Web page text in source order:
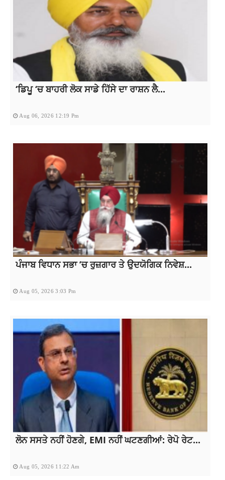
‘ਡਿਪੂ ‘ਚ ਬਾਹਰੀ ਲੋਕ ਸਾਡੇ ਹਿੱਸੇ ਦਾ ਰਾਸ਼ਨ ਲੈ...
Aug 06, 2026 12:19 Pm
ਪੰਜਾਬ ਵਿਧਾਨ ਸਭਾ ’ਚ ਰੁਜ਼ਗਾਰ ਤੇ ਉਦਯੋਗਿਕ ਨਿਵੇਸ਼...
Aug 05, 2026 3:03 Pm
ਲੋਨ ਸਸਤੇ ਨਹੀਂ ਹੋਣਗੇ, EMI ਨਹੀਂ ਘਟਣਗੀਆਂ: ਰੇਪੋ ਰੇਟ...
Aug 05, 2026 11:22 Am